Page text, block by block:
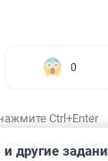
0
Ctrl+Enter
другие